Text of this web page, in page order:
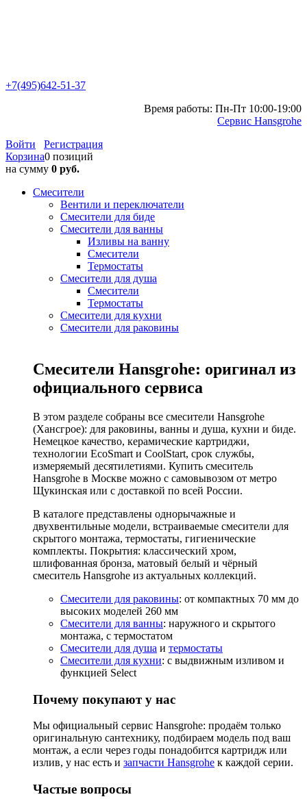
+7(495)642-51-37
Время работы: Пн-Пт 10:00-19:00
Сервис Hansgrohe
Войти
Регистрация
Корзина0 позиций
на сумму 0 руб.
Смесители
Вентили и переключатели
Смесители для биде
Смесители для ванны
Изливы на ванну
Смесители
Термостаты
Смесители для душа
Смесители
Термостаты
Смесители для кухни
Смесители для раковины
Смесители Hansgrohe: оригинал из
официального сервиса
В этом разделе собраны все смесители Hansgrohe
(Хансгрое): для раковины, ванны и душа, кухни и биде.
Немецкое качество, керамические картриджи,
технологии EcoSmart и CoolStart, срок службы,
измеряемый десятилетиями. Купить смеситель
Hansgrohe в Москве можно с самовывозом от метро
Щукинская или с доставкой по всей России.
В каталоге представлены однорычажные и
двухвентильные модели, встраиваемые смесители для
скрытого монтажа, термостаты, гигиенические
комплекты. Покрытия: классический хром,
шлифованная бронза, матовый белый и чёрный
смеситель Hansgrohe из актуальных коллекций.
Смесители для раковины: от компактных 70 мм до
высоких моделей 260 мм
Смесители для ванны: наружного и скрытого
монтажа, с термостатом
Смесители для душа и термостаты
Смесители для кухни: с выдвижным изливом и
функцией Select
Почему покупают у нас
Мы официальный сервис Hansgrohe: продаём только
оригинальную сантехнику, подбираем модель под ваш
монтаж, а если через годы понадобится картридж или
излив, у нас есть и запчасти Hansgrohe к каждой серии.
Частые вопросы